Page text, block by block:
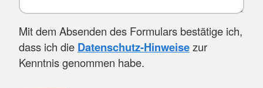
Mit dem Absenden des Formulars bestätige ich,
dass ich die Datenschutz-Hinweisezur
Kenntnis genommen habe.